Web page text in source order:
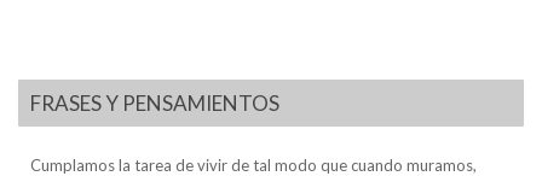
FRASES Y PENSAMIENTOS
Cumplamos la tarea de vivir de tal modo que cuando muramos,